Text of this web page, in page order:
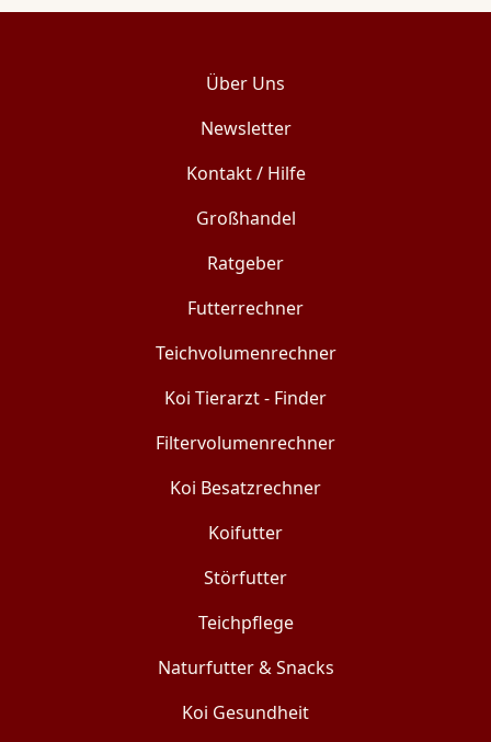
Über Uns
Newsletter
Kontakt / Hilfe
Großhandel
Ratgeber
Futterrechner
Teichvolumenrechner
Koi Tierarzt - Finder
Filtervolumenrechner
Koi Besatzrechner
Koifutter
Störfutter
Teichpflege
Naturfutter & Snacks
Koi Gesundheit